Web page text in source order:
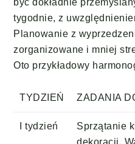
być dokładnie
tygodnie, z
Planowanie z
zorganizowane i mniej
Oto przykładowy
TYDZIEŃ ZADANIA
I tydzień
Sprzątanie
dekoracji.